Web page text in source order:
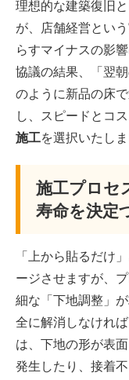
理想的な建築復旧
が、店舗経営とい
らすマイナスの影
協議の結果、「翌
のように新品の床
し、スピードとコ
施工を選択いたしま
施工プロセ
寿命を決定
「上から貼るだけ
ージさせますが、
細な「下地調整」
全に解消しなけれ
は、下地の形が表
発生したり、接着